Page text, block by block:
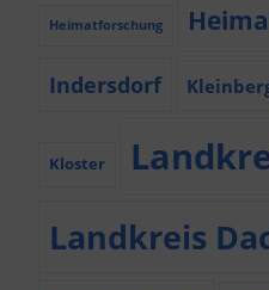
Heimatforschung
Indersdorf
Kloster
Landkreis